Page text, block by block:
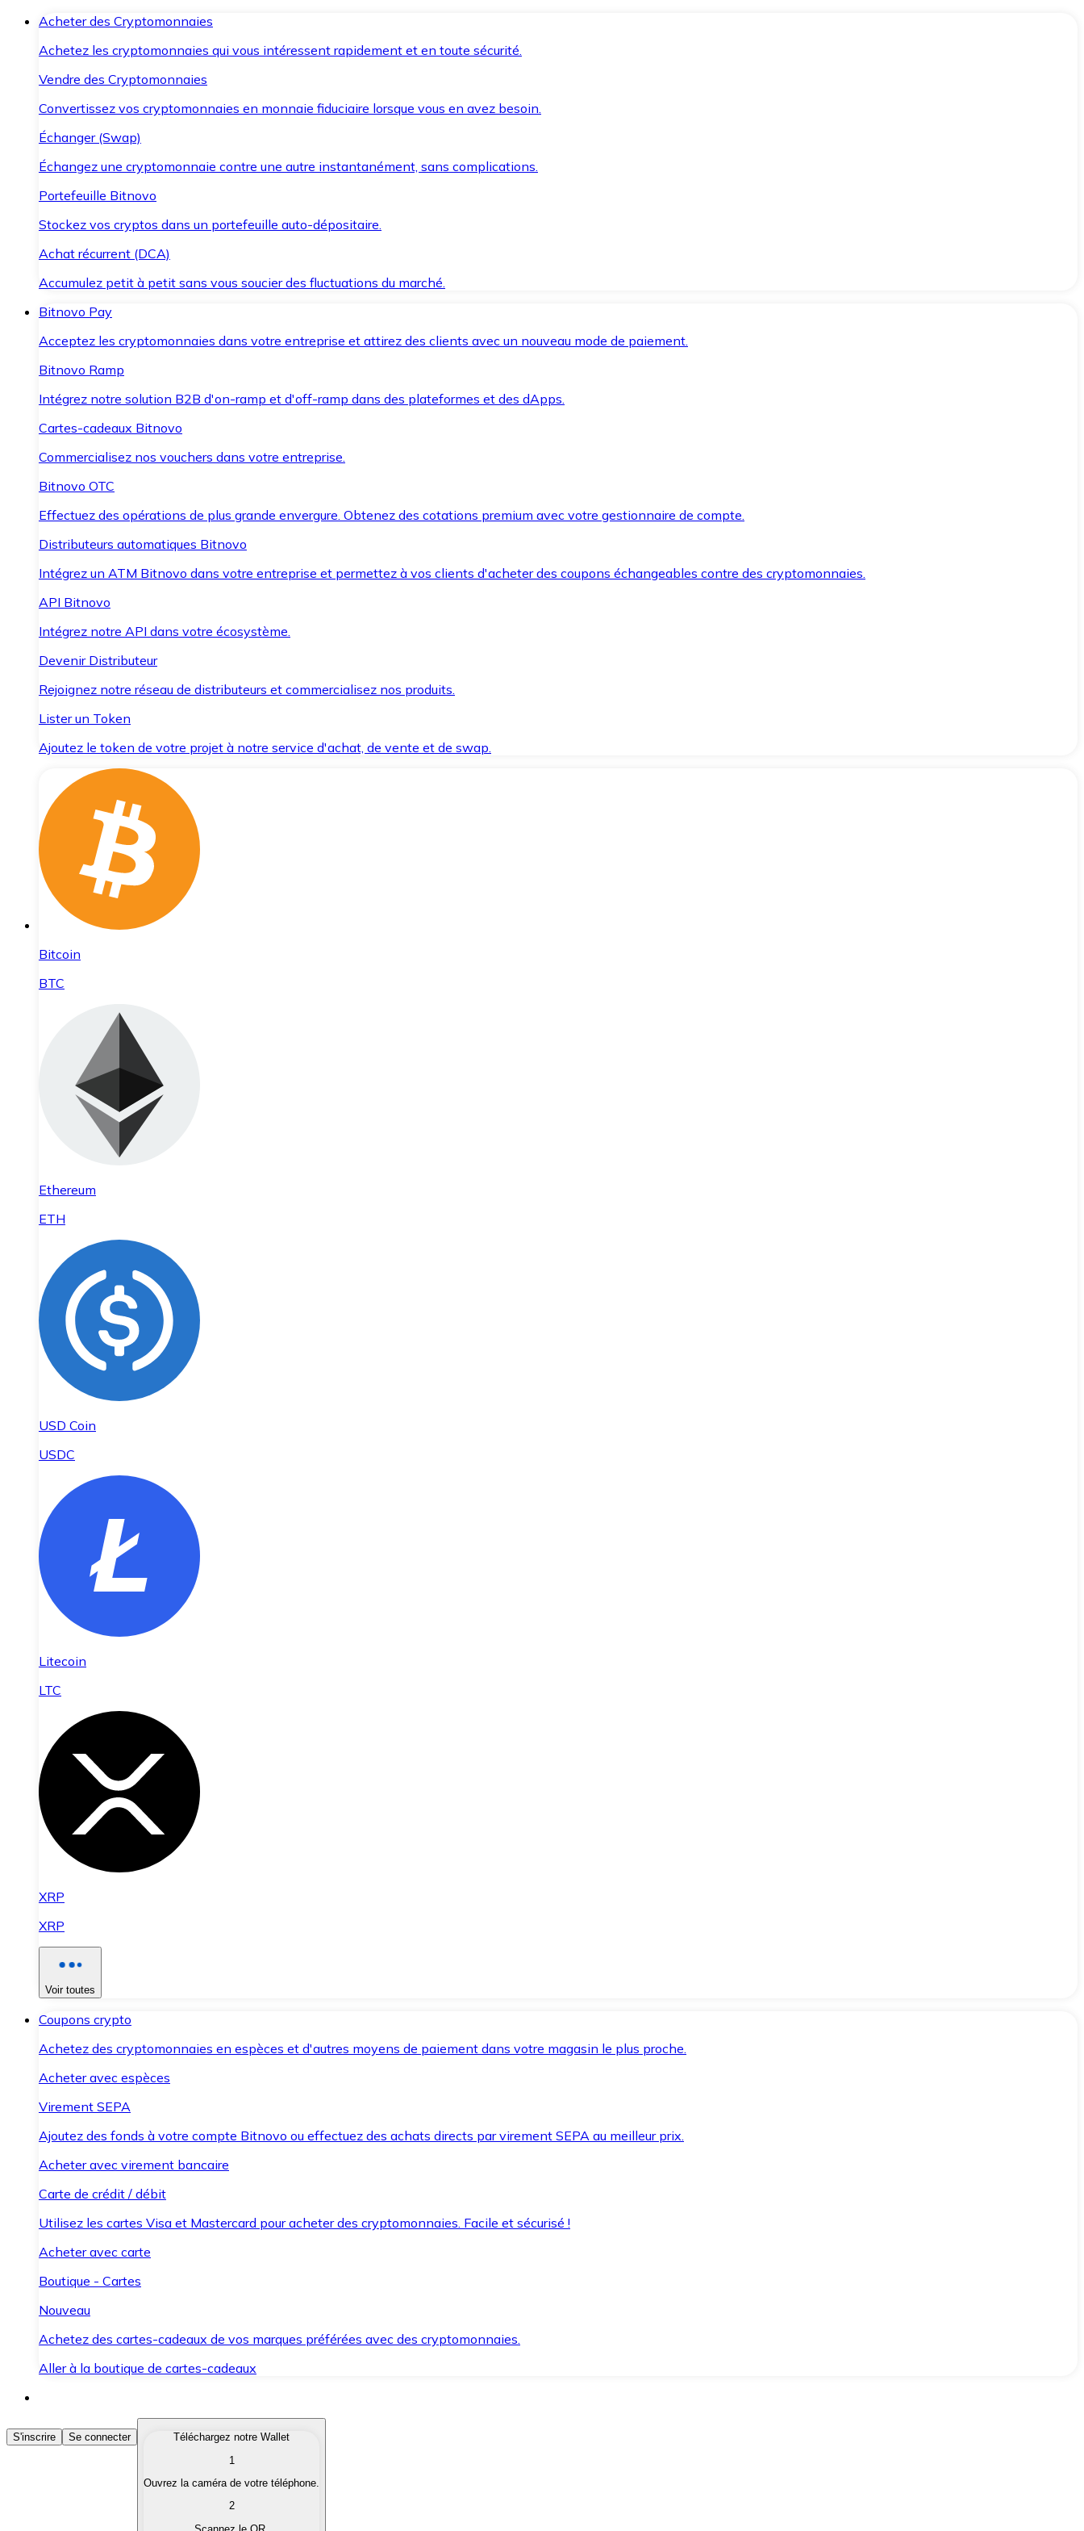
Acheter des Cryptomonnaies
Achetez les cryptomonnaies qui vous intéressent rapidement et en toute sécurité.
Vendre des Cryptomonnaies
Convertissez vos cryptomonnaies en monnaie fiduciaire lorsque vous en avez besoin.
Échanger (Swap)
Échangez une cryptomonnaie contre une autre instantanément, sans complications.
Portefeuille Bitnovo
Stockez vos cryptos dans un portefeuille auto-dépositaire.
Achat récurrent (DCA)
Accumulez petit à petit sans vous soucier des fluctuations du marché.
Bitnovo Pay
Acceptez les cryptomonnaies dans votre entreprise et attirez des clients avec un nouveau mode de paiement.
Bitnovo Ramp
Intégrez notre solution B2B d'on-ramp et d'off-ramp dans des plateformes et des dApps.
Cartes-cadeaux Bitnovo
Commercialisez nos vouchers dans votre entreprise.
Bitnovo OTC
Effectuez des opérations de plus grande envergure. Obtenez des cotations premium avec votre gestionnaire de compte.
Distributeurs automatiques Bitnovo
Intégrez un ATM Bitnovo dans votre entreprise et permettez à vos clients d'acheter des coupons échangeables contre des cryptomonnaies.
API Bitnovo
Intégrez notre API dans votre écosystème.
Devenir Distributeur
Rejoignez notre réseau de distributeurs et commercialisez nos produits.
Lister un Token
Ajoutez le token de votre projet à notre service d'achat, de vente et de swap.
Bitcoin
BTC
Ethereum
ETH
USD Coin
USDC
Litecoin
LTC
XRP
XRP
Voir toutes
Coupons crypto
Achetez des cryptomonnaies en espèces et d'autres moyens de paiement dans votre magasin le plus proche.
Acheter avec espèces
Virement SEPA
Ajoutez des fonds à votre compte Bitnovo ou effectuez des achats directs par virement SEPA au meilleur prix.
Acheter avec virement bancaire
Carte de crédit / débit
Utilisez les cartes Visa et Mastercard pour acheter des cryptomonnaies. Facile et sécurisé !
Acheter avec carte
Boutique - Cartes
Nouveau
Achetez des cartes-cadeaux de vos marques préférées avec des cryptomonnaies.
Aller à la boutique de cartes-cadeaux
Acheter des Cryptomonnaies
Achetez les cryptomonnaies qui vous intéressent rapidement et en toute sécurité.
Convertissez vos cryptomonnaies en monnaie fiduciaire lorsque vous en avez besoin.
S'inscrire Se connecter
Téléchargez notre Wallet
1
Ouvrez la caméra de votre téléphone.
2